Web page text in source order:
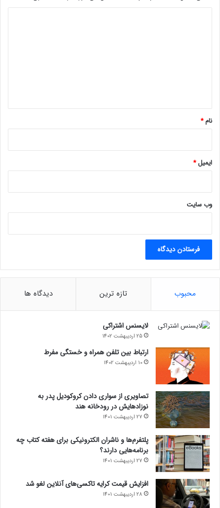
نام*
ایمیل*
وب‌ سایت
محبوب تازه ترین دیدگاه ها
لایسنس اشتراکی
25 اردیبهشت 1402
ارتباط بین تلفن همراه و خستگی مفرط
10 اردیبهشت 1402
تصاویری از سواری دادن کروکودیل پدر به
نوزادهایش در رودخانه هند
27 اردیبهشت 1401
پلتفرم‌ها و ناشران الکترونیکی برای هفته کتاب چه
برنامه‌هایی دارند؟
27 اردیبهشت 1401
افزایش قیمت کرایه تاکسی‌های آنلاین لغو شد
28 اردیبهشت 1401